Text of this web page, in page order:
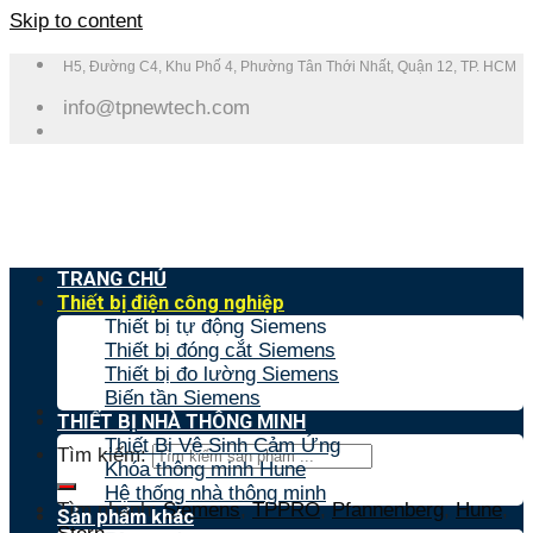
Skip to content
H5, Đường C4, Khu Phố 4, Phường Tân Thới Nhất, Quận 12, TP. HCM
info@tpnewtech.com
Tìm kiếm:
Tìm nhanh:Siemens,TPPRO,Pfannenberg,Hune,
TRANG CHỦ
Thiết bị điện công nghiệp
Thiết bị tự động Siemens
Thiết bị đóng cắt Siemens
Thiết bị đo lường Siemens
Biến tần Siemens
THIẾT BỊ NHÀ THÔNG MINH
Thiết Bị Vệ Sinh Cảm Ứng
Khóa thông minh Hune
Hệ thống nhà thông minh
Sản phẩm khác